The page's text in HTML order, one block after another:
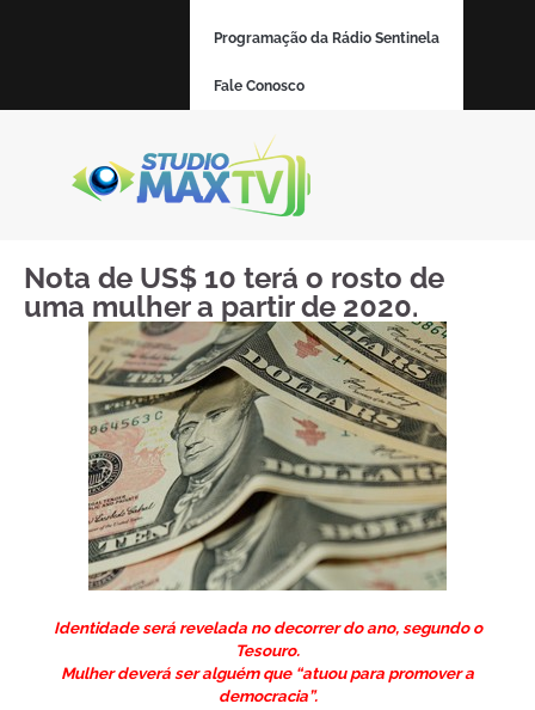
Programação da Rádio Sentinela
Fale Conosco
Nota de US$ 10 terá o rosto de
uma mulher a partir de 2020.
Identidade será revelada no decorrer do ano, segundo o
Tesouro.
Mulher deverá ser alguém que “atuou para promover a
democracia”.